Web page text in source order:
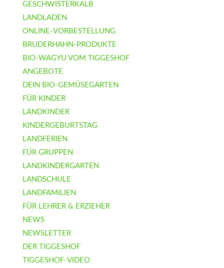
GESCHWISTERKALB
LANDLADEN
ONLINE-VORBESTELLUNG
BRUDERHAHN-PRODUKTE
BIO-WAGYU VOM TIGGESHOF
ANGEBOTE
DEIN BIO-GEMÜSEGARTEN
FÜR KINDER
LANDKINDER
KINDERGEBURTSTAG
LANDFERIEN
FÜR GRUPPEN
LANDKINDERGARTEN
LANDSCHULE
LANDFAMILIEN
FÜR LEHRER & ERZIEHER
NEWS
NEWSLETTER
DER TIGGESHOF
TIGGESHOF-VIDEO